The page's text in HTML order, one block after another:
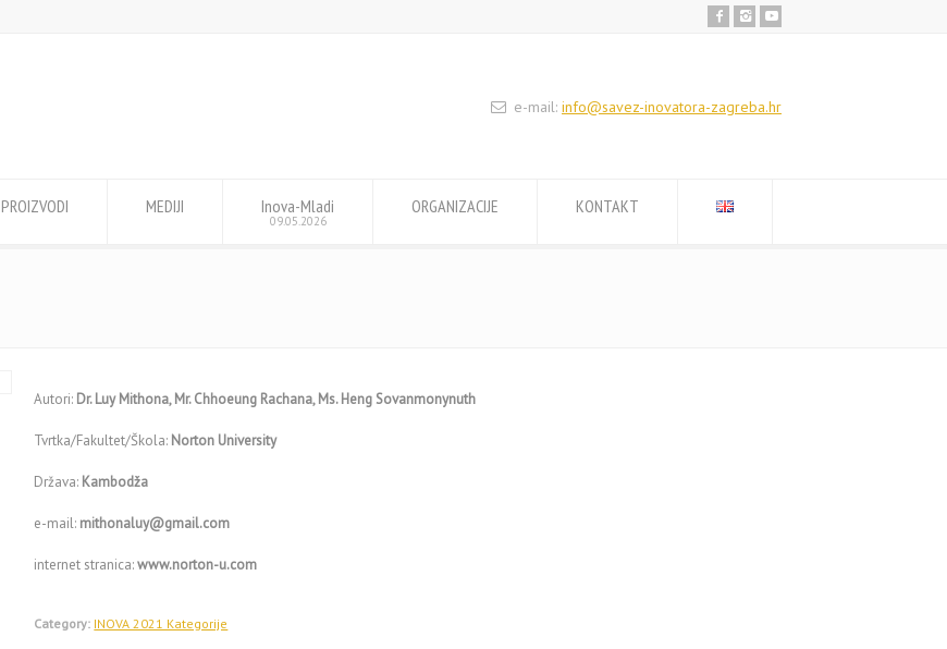
e-mail: info@savez-inovatora-zagreba.hr
PROIZVODI MEDIJI Inova-Mladi
09.05.2026
ORGANIZACIJE KONTAKT
Autori: Dr. Luy Mithona, Mr. Chhoeung Rachana, Ms. Heng Sovanmonynuth
Tvrtka/Fakultet/Škola: Norton University
Država: Kambodža
e-mail: mithonaluy@gmail.com
internet stranica:www.norton-u.com
Category: INOVA 2021 Kategorije